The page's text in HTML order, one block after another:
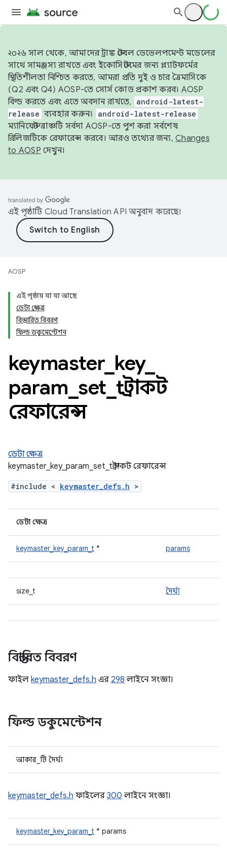
২০২৬ সাল থেকে, আমাদের ট্রাঙ্ক স্টেবল ডেভেলপমেন্ট মডেলের
সাথে সামঞ্জস্য রাখতে এবং ইকোসিস্টেমের জন্য প্ল্যাটফর্মের
স্থিতিশীলতা নিশ্চিত করতে, আমরা প্রতি দুই ও চার ত্রৈমাসিকে
(Q2 এবং Q4) AOSP-তে সোর্স কোড প্রকাশ করব। AOSP
বিল্ড করতে এবং এতে অবদান রাখতে,
android-latest-
release ব্যবহার করুন। android-latest-release
ম্যানিফেস্ট ব্রাঞ্চটি সর্বদা AOSP-তে পুশ করা সর্বশেষ
রিলিজটিকে রেফারেন্স করবে। আরও তথ্যের জন্য, Changes
to AOSP দেখুন।
এই পৃষ্ঠাটি Cloud Translation API অনুবাদ করেছে।
AOSP
এই পৃষ্ঠায় যা যা আছে
ডেটা ক্ষেত্র
বিস্তারিত বিবরণ
ফিল্ড ডকুমেন্টেশন
keymaster_ key_
param set t স্ট্রাকট
রেফারেন্স
ডেটা ক্ষেত্র
keymaster_key_param_set_t স্ট্রাকট রেফারেন্স
#include < keymaster_defs.h >
ডেটা ক্ষেত্র
keymaster_key_param_t * params
size_t দৈর্ঘ্য
বিস্তারিত বিবরণ
ফাইল keymaster_defs.h এর 298 লাইনে সংজ্ঞা।
ফিল্ড ডকুমেন্টেশন
আকার_টি দৈর্ঘ্য
keymaster_defs.h ফাইলের 300 লাইনে সংজ্ঞা।
keymaster_key_param_t * params